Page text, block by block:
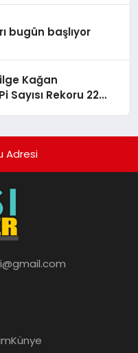
bugün başlıyor
Kağan
Sayısı Rekoru 22
Adresi
Künye